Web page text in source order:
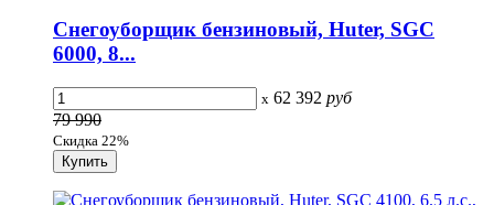
Снегоуборщик бензиновый, Huter, SGC
6000, 8...
x 62 392 руб
79 990
Скидка 22%